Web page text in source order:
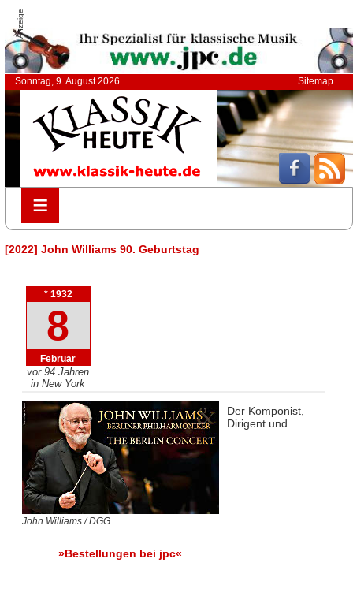
Anzeige
Sonntag, 9. August 2026 Sitemap
≡
≡
[2022] John Williams 90. Geburtstag
* 1932
8
Februar
vor 94 Jahren
in New York
John Williams / DGG
»Bestellungen bei jpc«
Der Komponist,
Dirigent und